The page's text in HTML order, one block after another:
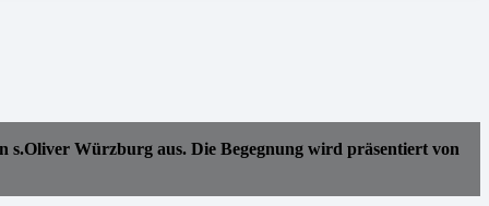
s.Oliver Würzburg aus. Die Begegnung wird präsentiert von